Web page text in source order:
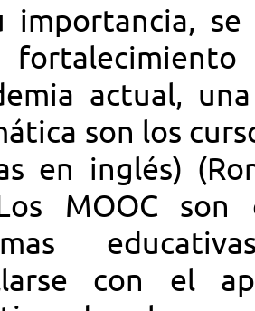
importancia,
actual,
son los
en inglés)
MOOC
con el